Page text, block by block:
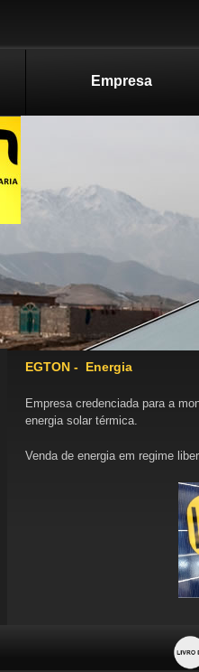
Empresa
EGTON - Energia
Empresa credenciada para a
energia solar térmica.
Venda de energia em regime